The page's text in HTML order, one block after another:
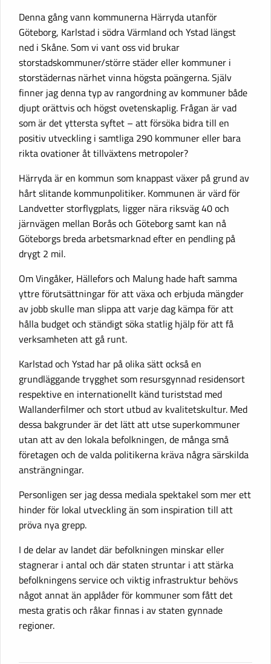
Denna gång vann kommunerna Härryda utanför
Göteborg, Karlstad i södra Värmland och Ystad längst
ned i Skåne. Som vi vant oss vid brukar
storstadskommuner/större städer eller kommuner i
storstädernas närhet vinna högsta poängerna. Själv
finner jag denna typ av rangordning av kommuner både
djupt orättvis och högst ovetenskaplig. Frågan är vad
som är det yttersta syftet – att försöka bidra till en
positiv utveckling i samtliga 290 kommuner eller bara
rikta ovationer åt tillväxtens metropoler?
Härryda är en kommun som knappast växer på grund av
hårt slitande kommunpolitiker. Kommunen är värd för
Landvetter storflygplats, ligger nära riksväg 40 och
järnvägen mellan Borås och Göteborg samt kan nå
Göteborgs breda arbetsmarknad efter en pendling på
drygt 2 mil.
Om Vingåker, Hällefors och Malung hade haft samma
yttre förutsättningar för att växa och erbjuda mängder
av jobb skulle man slippa att varje dag kämpa för att
hålla budget och ständigt söka statlig hjälp för att få
verksamheten att gå runt.
Karlstad och Ystad har på olika sätt också en
grundläggande trygghet som resursgynnad residensort
respektive en internationellt känd turiststad med
Wallanderfilmer och stort utbud av kvalitetskultur. Med
dessa bakgrunder är det lätt att utse superkommuner
utan att av den lokala befolkningen, de många små
företagen och de valda politikerna kräva några särskilda
ansträngningar.
Personligen ser jag dessa mediala spektakel som mer ett
hinder för lokal utveckling än som inspiration till att
pröva nya grepp.
I de delar av landet där befolkningen minskar eller
stagnerar i antal och där staten struntar i att stärka
befolkningens service och viktig infrastruktur behövs
något annat än applåder för kommuner som fått det
mesta gratis och råkar finnas i av staten gynnade
regioner.